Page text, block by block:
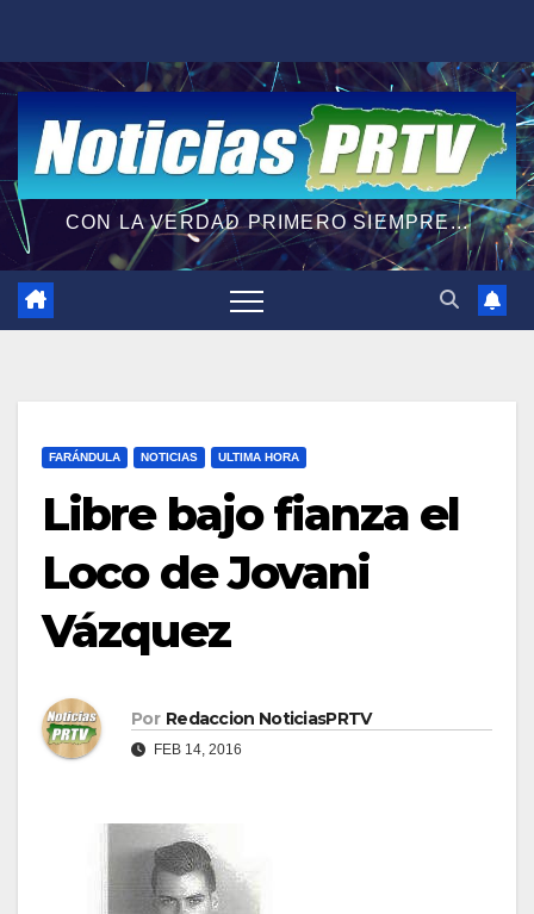
CON LA VERDAD PRIMERO SIEMPRE...
FARÁNDULA NOTICIAS ULTIMA HORA
Libre bajo fianza el
Loco de Jovani
Vázquez
Por Redaccion NoticiasPRTV
FEB 14, 2016